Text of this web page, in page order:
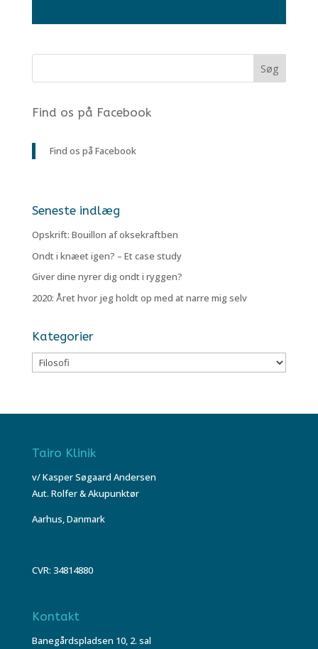
Find os på Facebook
Find os på Facebook
Seneste indlæg
Opskrift: Bouillon af oksekraftben
Ondt i knæet igen? – Et case study
Giver dine nyrer dig ondt i ryggen?
2020: Året hvor jeg holdt op med at narre mig selv
Kategorier
Kategorier
Tairo Klinik
v/ Kasper Søgaard Andersen
Aut. Rolfer & Akupunktør
Aarhus, Danmark
CVR: 34814880
Kontakt
Banegårdspladsen 10, 2. sal